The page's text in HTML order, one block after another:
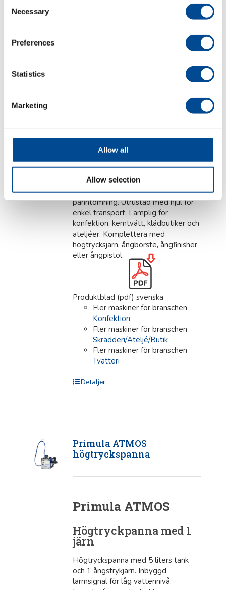
Selection
Necessary
Preferences
Statistics
Marketing
Allow all
Allow selection
Industriell ånggenerator
Finns i olika modeller och med
anslutning för ett eller fler
ångstrykjärn beroende på effekt -
från 2,5kW upp till 6kW. Alla
funktioner är elektroniskt styrda.
Levereras med en 20 liters
vattentank och en servicetank för
panntömning. Utrustad med hjul för
enkel transport. Lämplig för
konfektion, kemtvätt, klädbutiker och
ateljéer. Komplettera med
högtrycksjärn, ångborste, ångfinisher
eller ångpistol.
Produktblad (pdf) svenska
Fler maskiner för branschen
Konfektion
Fler maskiner för branschen
Skrädderi/Ateljé/Butik
Fler maskiner för branschen
Tvätteri
Detaljer
Primula ATMOS
högtryckspanna
Primula ATMOS
Högtryckpanna med 1
järn
Högtryckspanna med 5 liters tank
och 1 ångstrykjärn. Inbyggd
larmsignal för låg vattennivå.